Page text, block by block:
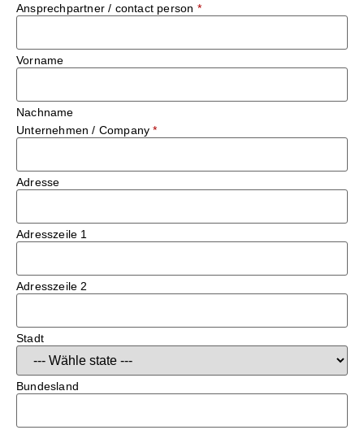
Ansprechpartner / contact person *
Vorname
Nachname
Unternehmen / Company*
Adresse
Adresszeile 1
Adresszeile 2
Stadt
Bundesland